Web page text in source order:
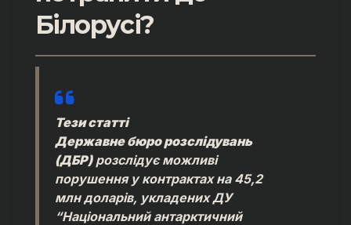
Білорусі?
Тези статті
Державне бюро розслідувань
(ДБР)розслідує можливі
порушення у контрактах на 45,2
млн доларів, укладених ДУ
“Національний антарктичний